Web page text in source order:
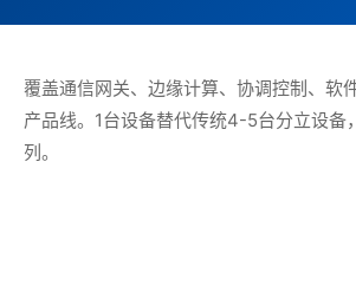
覆盖通信网关、边缘计算、协调控制、软
产品线。1台设备替代传统4-5台分立设备
列。